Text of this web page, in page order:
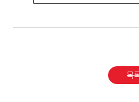
목
찾아보기